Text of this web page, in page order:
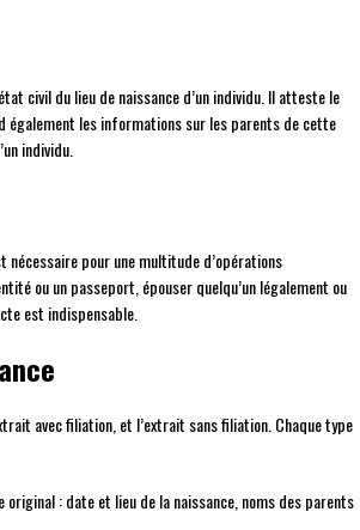
civil du lieu de naissance d’un individu. Il atteste le
également les informations sur les parents de cette
individu.
pour une multitude d’opérations
ou un passeport, épouser quelqu’un légalement ou
est indispensable.
avec filiation, et l’extrait sans filiation. Chaque type
: date et lieu de la naissance, noms des parents